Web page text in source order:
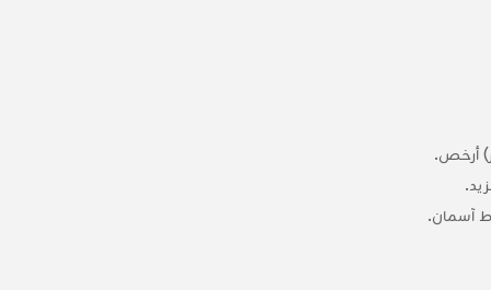
أرخص.
آسمان.